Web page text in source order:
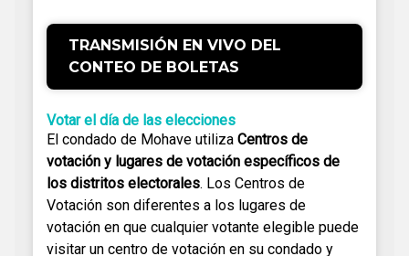
TRANSMISIÓN EN VIVO DEL
CONTEO DE BOLETAS
Votar el día de las elecciones
El condado de Mohave utiliza Centros de
votación y lugares de votación específicos de
los distritos electorales. Los Centros de
Votación son diferentes a los lugares de
votación en que cualquier votante elegible puede
visitar un centro de votación en su condado y